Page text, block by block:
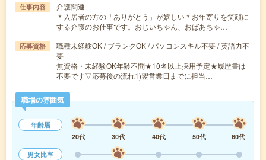
仕事内容
介護関連
＊入居者の方の「ありがとう」が嬉しい＊お年寄りを笑顔に
する介護のお仕事です。おじいちゃん、おばあちゃ…
応募資格
職種未経験OK / ブランクOK / パソコンスキル不要 / 英語力不
要
無資格・未経験OK年齢不問★10名以上採用予定★履歴書は
不要です▽応募後の流れ1)翌営業日までに担当…
職場の雰囲気
年齢層
20代
30代 40代 50代
60代
男女比率